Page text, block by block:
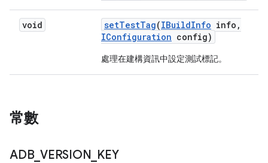
void setTestTag(IBuildInfo info ,
IConfiguration config)
處理在建構資訊中設定測試標記。
常數
ADB_ VERSION KEY